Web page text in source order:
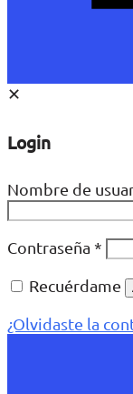
✕
Login
Nombre de
Contraseña *
Recuérdame
¿Olvidaste la